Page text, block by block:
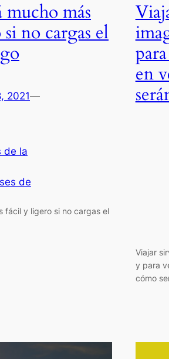
mucho más
no cargas el
2021—
de la
de
fácil y ligero si no cargas el
en
Viajar
y para
cómo